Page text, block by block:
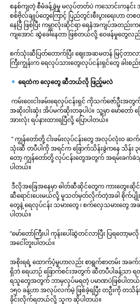
စနစ်ကျတဲ့ စီမံခန့်ခွဲမှု မလုပ်တတ်ပဲ ကသောင်းကန
စစ်ဗိုလ်ချုပ်တွေကြောင့် ပြည်တွင်းစီးပွားရေးဟာ တ
နေပြီ ဖြစ်ပြီး ကမ္ဘာလုံးဆိုင်ရာ ရေနံအကျပ်အတည်
ကျအောင် ဆွဲခေါ်နေတာ ဖြစ်တယ်လို့ ဝေဖန်မှုတွေလည်
စက်သုံးဆီပြတ်တောက်ပြီး ဈေးအဆမတန် မြင့်တ
ကြီးကျွန်းက ရေလုပ်သားတွေ၊လုပ်ငန်းရှင်တွေ ခါးစည်
ရေထဲက လှေတွေ ဆီဘယ်လို ဖြည့်မလဲ
ကမ်းဝေးငါးဖမ်းရေလုပ်ငန်းရှင် ကိုသက်ဇော်ဦး
အဆိုးဝါးဆုံး အိပ်မက်ဆိုးတခုပါပဲ။ သူ့မှာ မော်တော် ခ
အားလုံး ရပ်နားထားရပြီလို့ ပြောပါတယ်။
“ ကျွန်တော်တို့ ငါးဖမ်းလုပ်ငန်းတွေ အလုပ်လုံးဝ ဆ
သုံးဆီ တပီပါကို အရင်က ခြောက်သိန်းခွဲကနေ သိန်း
တော့ ကျွန်တော်တို့ လုပ်ငန်းတွေအတွက် အရမ်းခက်
ပါတယ်။
ဒီလိုအခြေအနေမှာ ဓါတ်ဆီဆိုင်တွေက ကားတွေ။
ဆီရောင်းပေးမယ်လို့ မူသတ်မှတ်လိုက်တဲ့အခါ စိုက်ပ
တွေနဲ့ ရေလုပ်ငန်း သမားတွေ ၊ စက်လှေသမားတွေ
ပါတယ်။
“မော်တော်ကြီးပါ ကုန်းပေါ်ဆွဲတင်လာပြီး ပြရတော့မ
အငေါ်တူးပါတယ်။
အစိုးရရဲ့ ထောက်ပံ့မှုဟာလည်း စာရွက်စာတမ်း အခက်
ရှိဘဲ ရေယာဉ် ခြောက်စင်းအတွက် ဆီတပီပါခန့်သာ
ရသူတွေအတွက် ဘာမှလုပ်မရတဲ့ ပမာဏပဲဖြစ်ပါတယ်
၁၅၀ ခန့်ဟာ အလုပ်လက်မဲ့ ဖြစ်ခဲ့ရပြီး တဦးကို တသိန်း
ခိုင်းလိုက်ရတယ်လို့ သူက ဆိုပါတယ်။